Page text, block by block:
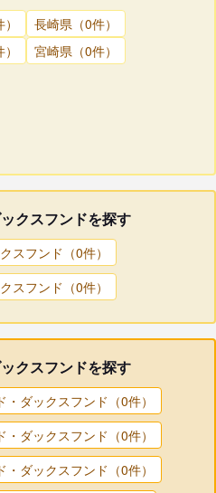
長崎県（0件）
宮崎県（0件）
クスフンドを探す
スフンド（0件）
スフンド（0件）
クスフンドを探す
ダックスフンド（0件）
ダックスフンド（0件）
ダックスフンド（0件）